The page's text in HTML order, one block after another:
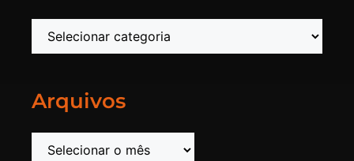
Arquivos